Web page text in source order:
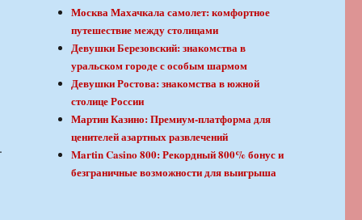
Москва Махачкала самолет: комфортное
путешествие между столицами
Девушки Березовский: знакомства в
уральском городе с особым шармом
Девушки Ростова: знакомства в южной
столице России
Мартин Казино: Премиум-платформа для
ценителей азартных развлечений
Martin Casino 800: Рекордный 800% бонус и
безграничные возможности для выигрыша